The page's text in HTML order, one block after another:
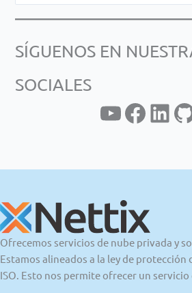
c
r
SÍGUENOS EN
SOCIALES
YouTube Facebook LinkedIn GitHub
Ofrecemos servicios de nube privada y
Estamos alineados a la ley de protección
ISO. Esto nos permite ofrecer un